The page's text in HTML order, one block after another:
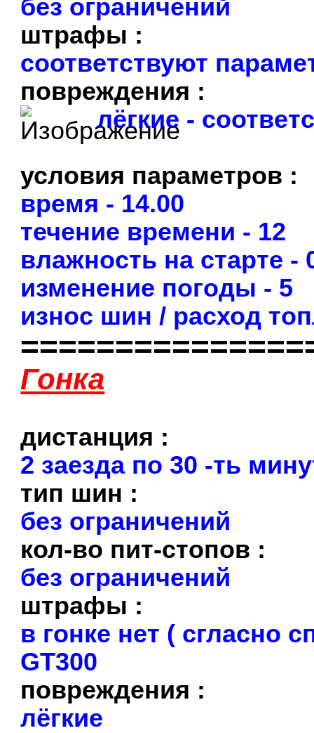
без ограничений
штрафы :
соответствуют
повреждения :
лёгкие -
условия параметров :
время - 14.00
течение времени - 12
влажность на старте -
изменение погоды - 5
износ шин / расход
Гонка
дистанция :
2 заезда по 30 -ть
тип шин :
без ограничений
кол-во пит-стопов :
без ограничений
штрафы :
в гонке нет ( сгласно
GT300
повреждения :
лёгкие